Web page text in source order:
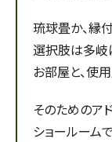
琉球畳か、縁
選択肢は多岐
お部屋と、使
そのためのア
ショールーム